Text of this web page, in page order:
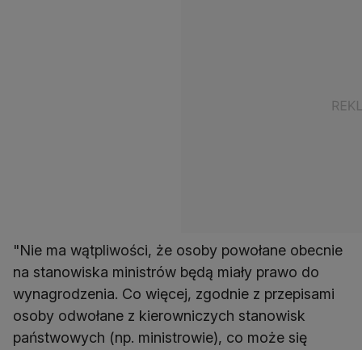
"Nie ma wątpliwości, że osoby powołane obecnie
na stanowiska ministrów będą miały prawo do
wynagrodzenia. Co więcej, zgodnie z przepisami
osoby odwołane z kierowniczych stanowisk
państwowych (np. ministrowie), co może się